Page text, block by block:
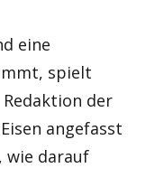
eine
spielt
der
angefasst
wie darauf